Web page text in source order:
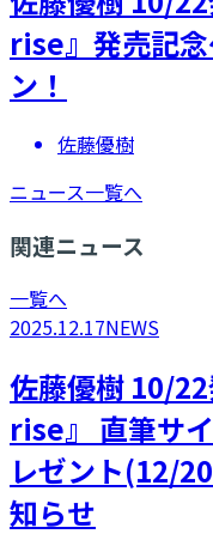
rise』発売記
ン！
佐藤優樹
ニュース一覧へ
関連ニュース
一覧へ
2025.12.17NEWS
佐藤優樹 10/
rise』 直筆サ
レゼント(12/
知らせ